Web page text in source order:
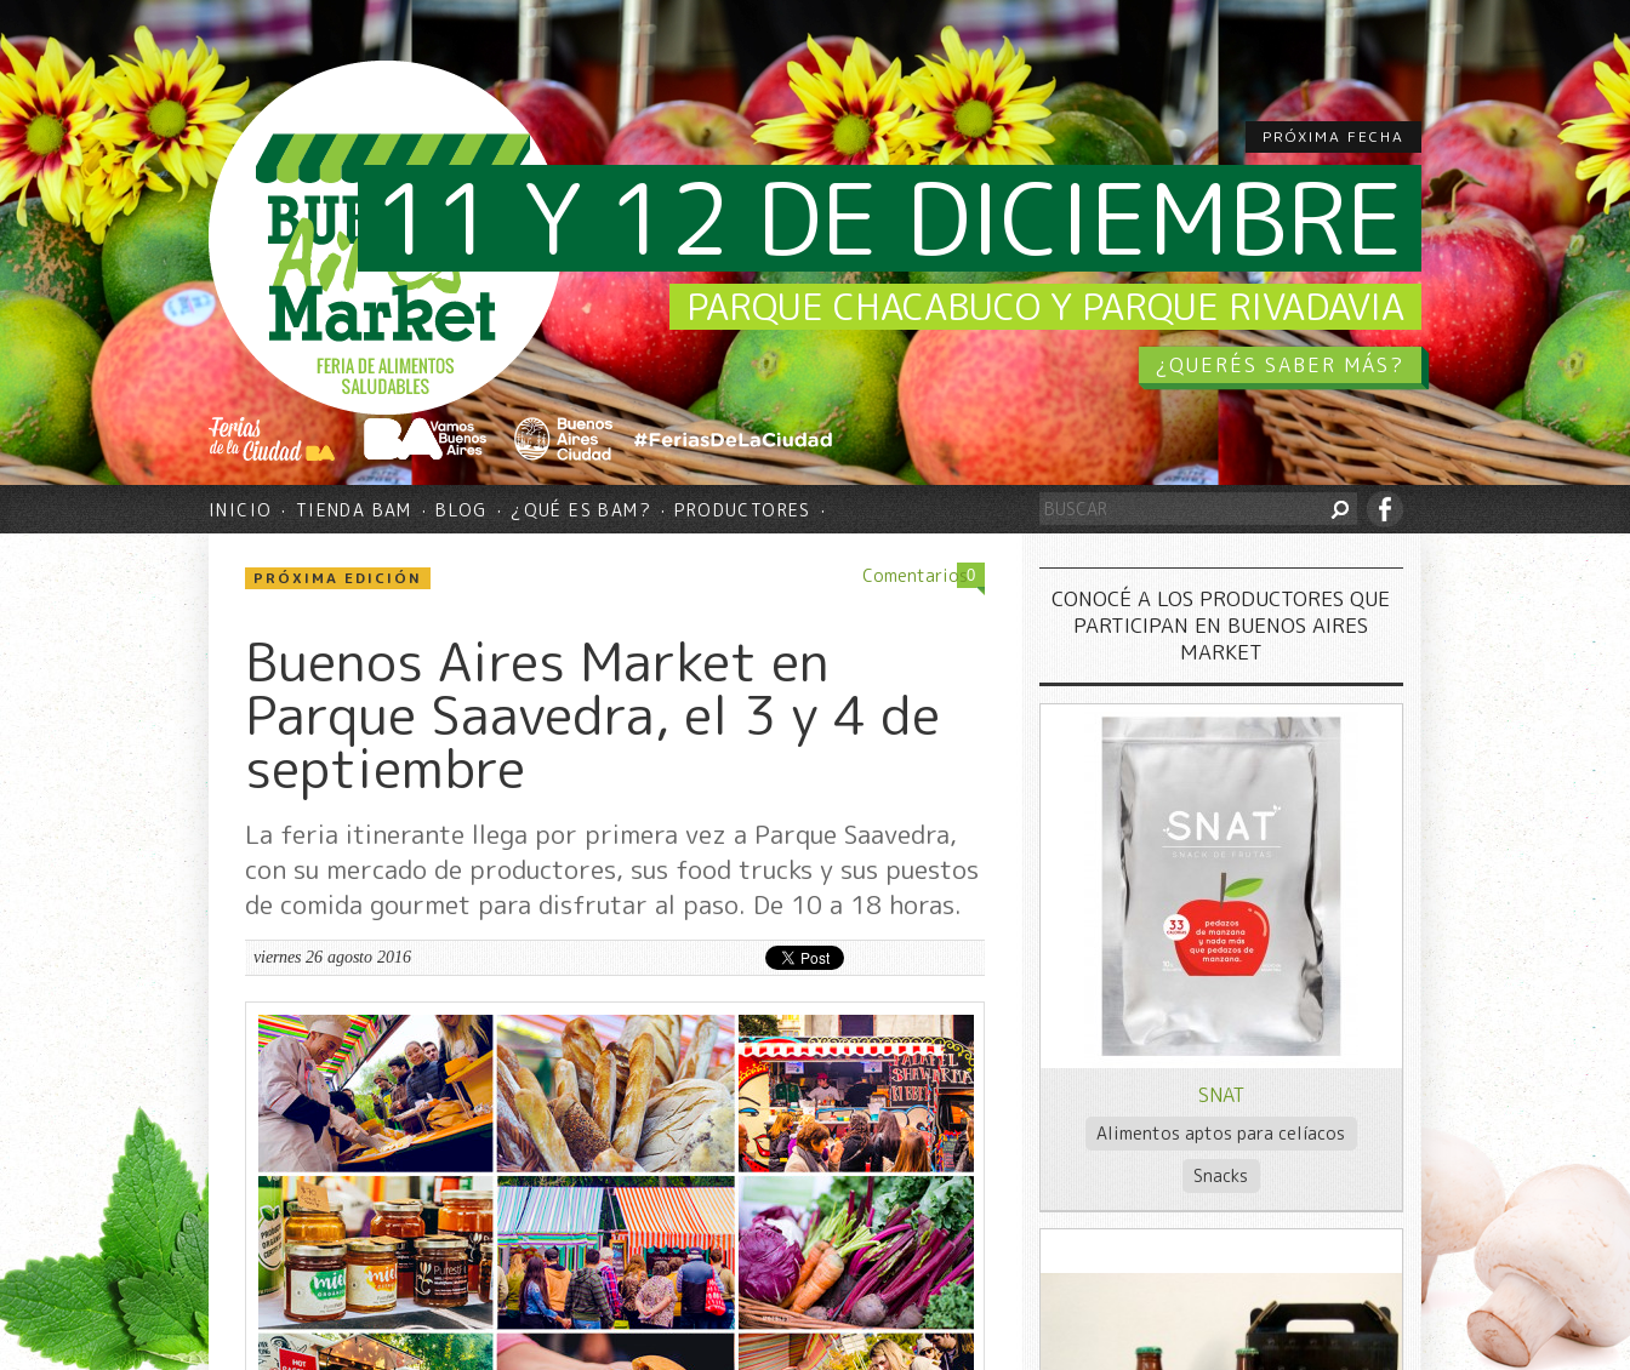
PRÓXIMA FECHA
11 Y 12 DE DICIEMBRE
PARQUE CHACABUCO Y PARQUE RIVADAVIA
¿QUERÉS SABER MÁS?
INICIO TIENDA BAM BLOG ¿QUÉ ES BAM? PRODUCTORES
Comentarios0
PRÓXIMA EDICIÓN
Buenos Aires Market en
Parque Saavedra, el 3 y 4 de
septiembre
La feria itinerante llega por primera vez a Parque Saavedra,
con su mercado de productores, sus food trucks y sus puestos
de comida gourmet para disfrutar al paso. De 10 a 18 horas.
viernes 26 agosto 2016
CONOCÉ A LOS PRODUCTORES QUE
PARTICIPAN EN BUENOS AIRES
MARKET
SNAT
Alimentos aptos para celíacos
Snacks